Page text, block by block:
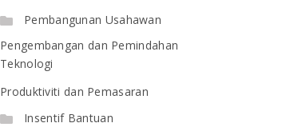
Pembangunan Usahawan
Pengembangan dan Pemindahan
Teknologi
Produktiviti dan Pemasaran
Insentif Bantuan